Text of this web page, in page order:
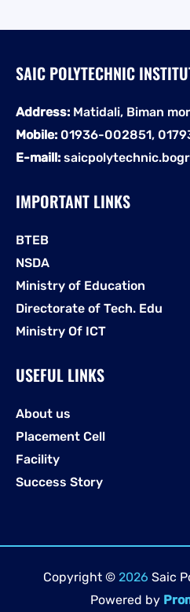
SAIC POLYTECHNIC
Address: Matidali, Biman
Mobile: 01936-002851,
E-maill:
IMPORTANT LINKS
BTEB
NSDA
Ministry of Education
Directorate of Tech. Edu
Ministry Of ICT
USEFUL LINKS
About us
Placement Cell
Facility
Success Story
Copyright © 2026 Saic
Powered by